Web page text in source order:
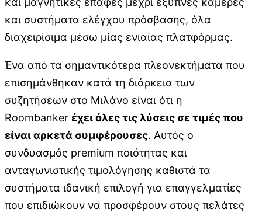
και συστήματα ελέγχου πρόσβασης, όλα
διαχειρίσιμα μέσω μίας ενιαίας πλατφόρμας.
Ένα από τα σημαντικότερα πλεονεκτήματα που
επισημάνθηκαν κατά τη διάρκεια των
συζητήσεων στο Μιλάνο είναι ότι η
Roombanker έχει όλες τις λύσεις σε τιμές που
είναι αρκετά συμφέρουσες. Αυτός ο
συνδυασμός premium ποιότητας και
ανταγωνιστικής τιμολόγησης καθιστά τα
συστήματα ιδανική επιλογή για επαγγελματίες
που επιδιώκουν να προσφέρουν στους πελάτες